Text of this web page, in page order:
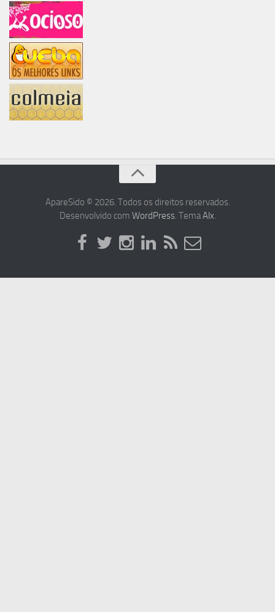
ApareSido © 2026. Todos os direitos reservados.
Desenvolvido com WordPress. TemaAlx.